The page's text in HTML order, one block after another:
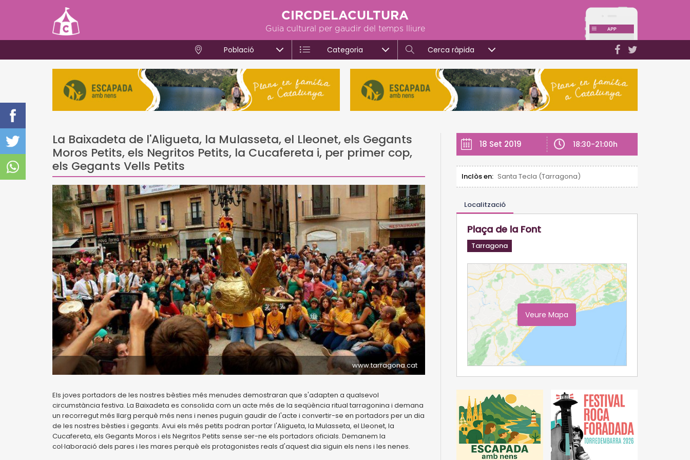
CIRCDELACULTURA
Guia cultural per gaudir del temps lliure
Població Categoria Cerca ràpida
La Baixadeta de l'Aligueta, la Mulasseta, el Lleonet, els Gegants
Moros Petits, els Negritos Petits, la Cucafereta i, per primer cop,
els Gegants Vells Petits
www.tarragona.cat
Els joves portadors de les nostres bèsties més menudes demostraran que s'adapten a qualsevol
circumstància festiva. La Baixadeta es consolida com un acte més de la seqüència ritual tarragonina i demana
un recorregut més llarg perquè més nens i nenes puguin gaudir de l'acte i convertir-se en portadors per un dia
de les nostres bèsties i gegants. Avui els més petits podran portar l'Aligueta, la Mulasseta, el Lleonet, la
Cucafereta, els Gegants Moros i els Negritos Petits sense ser-ne els portadors oficials. Demanem la
col·laboració dels pares i les mares perquè els protagonistes reals d'aquest dia siguin els nens i les nenes.
18 Set 2019 18:30-21:00h
Inclòs en: Santa Tecla (Tarragona)
Localització
Plaça de la Font
Tarragona
Veure Mapa